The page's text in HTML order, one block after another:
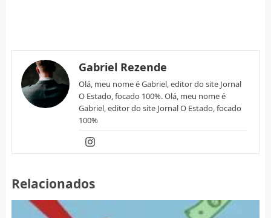
Gabriel Rezende
Olá, meu nome é Gabriel, editor do site Jornal
O Estado, focado 100%. Olá, meu nome é
Gabriel, editor do site Jornal O Estado, focado
100%
Relacionados